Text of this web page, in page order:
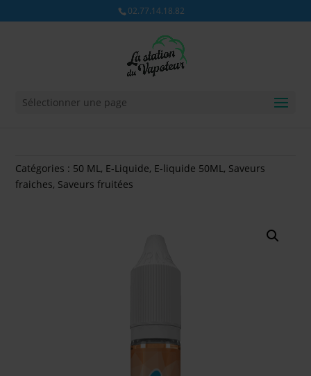
02.77.14.18.82
Sélectionner une page
Catégories : 50 ML, E-Liquide, E-liquide 50ML, Saveurs
fraiches, Saveurs fruitées